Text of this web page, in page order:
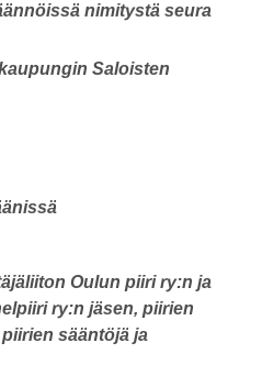
nimitystä seura
Saloisten
Oulun piiri ry:n ja
ry:n jäsen, piirien
sääntöjä ja